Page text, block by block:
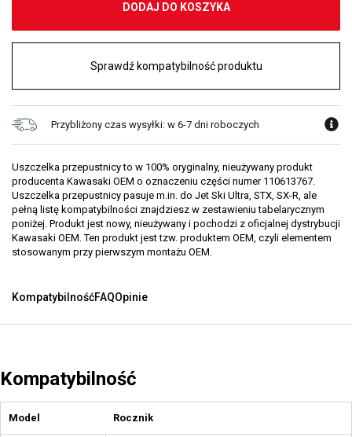
DODAJ DO KOSZYKA
Sprawdź kompatybilność produktu
Przybliżony czas wysyłki: w 6-7 dni roboczych
Uszczelka przepustnicy to w 100% oryginalny, nieużywany produkt
producenta Kawasaki OEM o oznaczeniu części numer 110613767.
Uszczelka przepustnicy pasuje m.in. do Jet Ski Ultra, STX, SX-R, ale
pełną listę kompatybilności znajdziesz w zestawieniu tabelarycznym
poniżej. Produkt jest nowy, nieużywany i pochodzi z oficjalnej dystrybucji
Kawasaki OEM. Ten produkt jest tzw. produktem OEM, czyli elementem
stosowanym przy pierwszym montażu OEM.
KompatybilnośćFAQOpinie
Kompatybilność
Model Rocznik